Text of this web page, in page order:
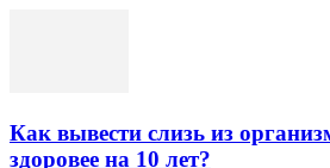
Как вывести слизь из
здоровее на 10 лет?